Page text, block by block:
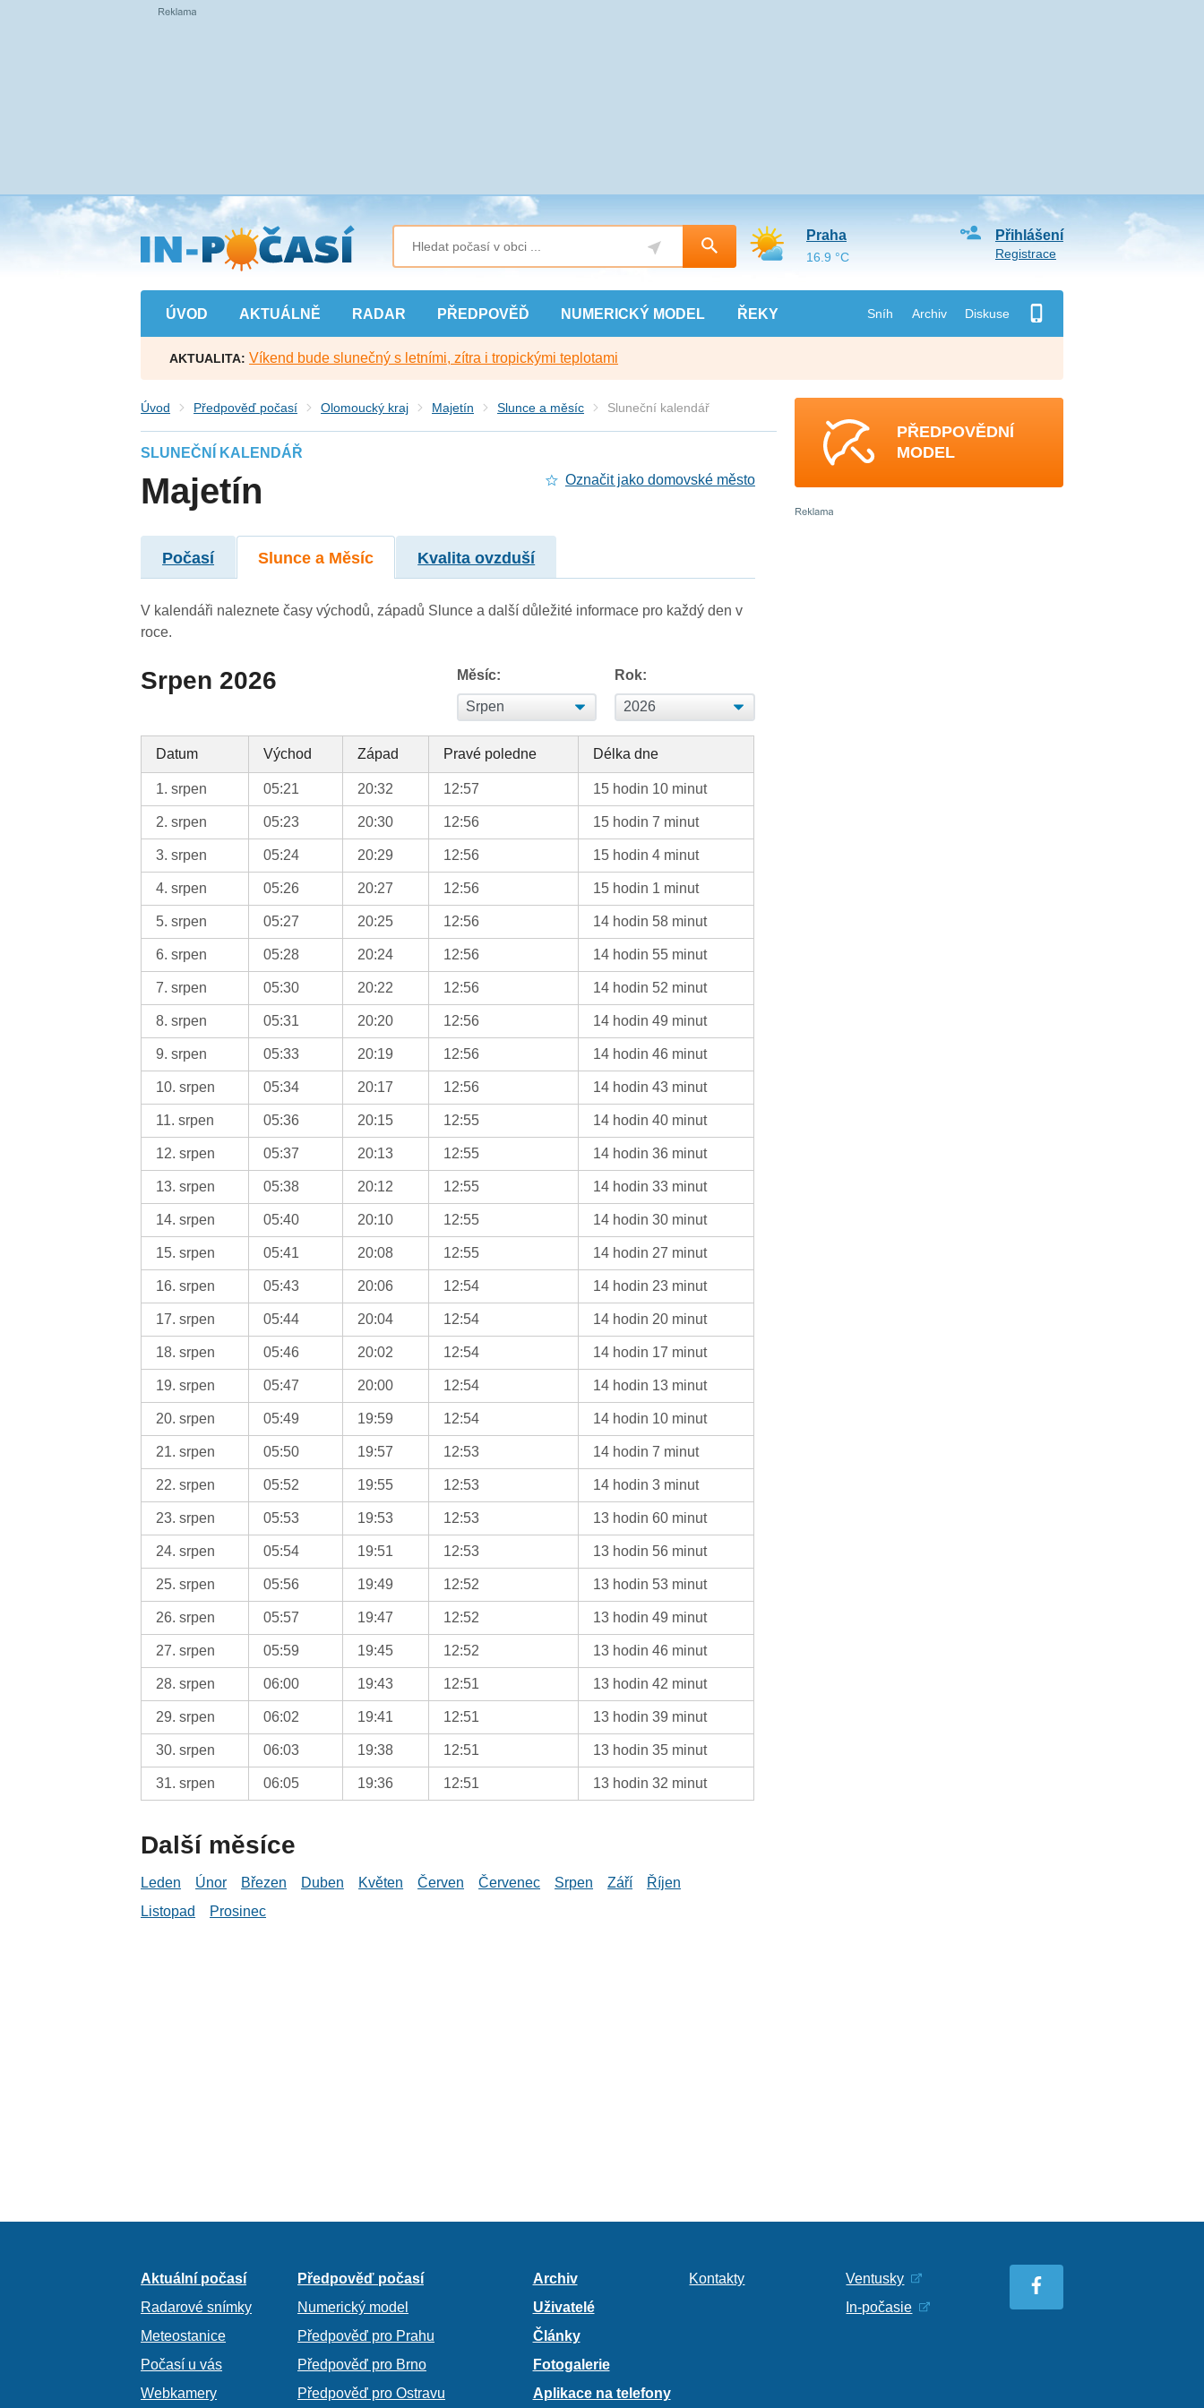
Přejít
na
hlavní
obsah
ÚVOD AKTUÁLNĚ RADAR PŘEDPOVĚĎ NUMERICKÝ MODEL ŘEKY Sníh Archiv Diskuse
Přihlášení
Registrace
Praha
16.9 °C
AKTUALITA: Víkend bude slunečný s letními, zítra i tropickými teplotami
Úvod Předpověď počasí Olomoucký kraj Majetín Slunce a měsíc Sluneční kalendář
SLUNEČNÍ KALENDÁŘ
Majetín Označit jako domovské město
Počasí Slunce a Měsíc Kvalita ovzduší
V kalendáři naleznete časy východů, západů Slunce a další důležité informace pro každý den v
roce.
Srpen 2026 Měsíc: Rok:
Datum Východ Západ Pravé poledne Délka dne
1. srpen 05:21 20:32 12:57 15 hodin 10 minut
2. srpen 05:23 20:30 12:56 15 hodin 7 minut
3. srpen 05:24 20:29 12:56 15 hodin 4 minut
4. srpen 05:26 20:27 12:56 15 hodin 1 minut
5. srpen 05:27 20:25 12:56 14 hodin 58 minut
6. srpen 05:28 20:24 12:56 14 hodin 55 minut
7. srpen 05:30 20:22 12:56 14 hodin 52 minut
8. srpen 05:31 20:20 12:56 14 hodin 49 minut
9. srpen 05:33 20:19 12:56 14 hodin 46 minut
10. srpen 05:34 20:17 12:56 14 hodin 43 minut
11. srpen 05:36 20:15 12:55 14 hodin 40 minut
12. srpen 05:37 20:13 12:55 14 hodin 36 minut
13. srpen 05:38 20:12 12:55 14 hodin 33 minut
14. srpen 05:40 20:10 12:55 14 hodin 30 minut
15. srpen 05:41 20:08 12:55 14 hodin 27 minut
16. srpen 05:43 20:06 12:54 14 hodin 23 minut
17. srpen 05:44 20:04 12:54 14 hodin 20 minut
18. srpen 05:46 20:02 12:54 14 hodin 17 minut
19. srpen 05:47 20:00 12:54 14 hodin 13 minut
20. srpen 05:49 19:59 12:54 14 hodin 10 minut
21. srpen 05:50 19:57 12:53 14 hodin 7 minut
22. srpen 05:52 19:55 12:53 14 hodin 3 minut
23. srpen 05:53 19:53 12:53 13 hodin 60 minut
24. srpen 05:54 19:51 12:53 13 hodin 56 minut
25. srpen 05:56 19:49 12:52 13 hodin 53 minut
26. srpen 05:57 19:47 12:52 13 hodin 49 minut
27. srpen 05:59 19:45 12:52 13 hodin 46 minut
28. srpen 06:00 19:43 12:51 13 hodin 42 minut
29. srpen 06:02 19:41 12:51 13 hodin 39 minut
30. srpen 06:03 19:38 12:51 13 hodin 35 minut
31. srpen 06:05 19:36 12:51 13 hodin 32 minut
Další měsíce
Leden Únor Březen Duben Květen Červen Červenec Srpen Září
Říjen
Listopad
Prosinec
PŘEDPOVĚDNÍ
MODEL
Aktuální počasí
Radarové snímky
Meteostanice
Počasí u vás
Webkamery
Předpověď počasí
Numerický model
Předpověď pro Prahu
Předpověď pro Brno
Předpověď pro Ostravu
Archiv
Uživatelé
Články
Fotogalerie
Aplikace na telefony
Kontakty
Ventusky
In-počasie